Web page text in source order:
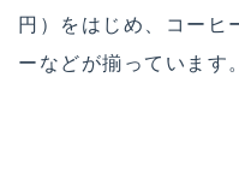
円）をはじめ、コーヒ
ーなどが揃っています。